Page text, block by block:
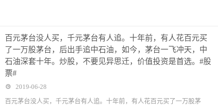
百元茅台没人买，千元茅台有人追。十年前，有人花百元买
了一万股茅台，后出手追中石油，如今，茅台一飞冲天，中
石油深套十年。炒股，不要见异思迁，价值投资是首选。#股
票#
2019-06-28
百元茅台没人买，千元茅台有人追。十年前，有人花百元买了一万股茅